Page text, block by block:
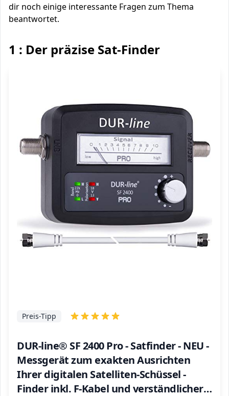
dir noch einige interessante Fragen zum Thema
beantwortet.
1 : Der präzise Sat-Finder
DUR-line® SF 2400 Pro - Satfinder - NEU -
Messgerät zum exakten Ausrichten
Ihrer digitalen Satelliten-Schüssel -
Finder inkl. F-Kabel und verständlicher
Preis-Tipp